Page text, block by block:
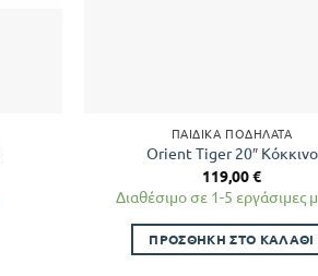
ΠΑΙΔΙΚΆ ΠΟΔΉΛΑΤΑ
Orient Tiger 20″ Κόκκινο
119,00€
Διαθέσιμο σε 1-5 εργάσιμες
ΠΡΟΣΘΉΚΗ ΣΤΟ ΚΑΛΆΘΙ